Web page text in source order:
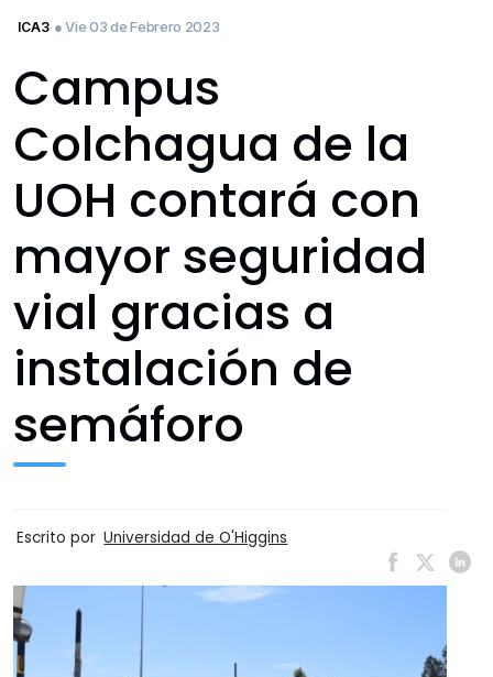
ICA3 ● Vie 03 de Febrero 2023
Campus
Colchagua de la
UOH contará con
mayor seguridad
vial gracias a
instalación de
semáforo
Escrito por Universidad de O'Higgins